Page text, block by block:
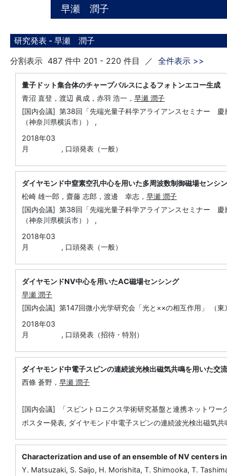
早瀬 潤子
研究発表 - 早瀬 潤子
分割表示 487 件中 201 - 220 件目 ／ 全件表示 >>
量子ドット集合体のチャープパルスによるフォトンエコー生成
青沼 直登，渡辺 眞成，赤羽 浩一， 早瀬 潤子
[国内会議] 第38回「先端光量子科学アライアンスセミナー 慶
（神奈川県横浜市）） ,
2018年03
月
, 口頭発表（一般）
ダイヤモンド中窒素空孔中心を用いた多周波数制御磁場センシ
松崎 雄一郎，齋藤 志郎，渡邊 幸志， 早瀬 潤子
[国内会議] 第38回「先端光量子科学アライアンスセミナー 慶
（神奈川県横浜市）） ,
2018年03
月
, 口頭発表（一般）
ダイヤモンドNV中心を用いたAC磁場センシング
早瀬 潤子
[国内会議] 第147回微小光学研究会「光と××の相互作用」 （
2018年03
月
, 口頭発表（招待・特別）
ダイヤモンド中電子スピンの連続波光検出磁気共鳴を用いた交
西條 蒼野， 早瀬 潤子
[国内会議] 「スピントロニクス学術研究基盤と連携ネットワ
ポスター発表, ダイヤモンド中電子スピンの連続波光検出磁気
Characterization and use of an ensemble of NV centers
Y. Matsuzaki, S. Saijo, H. Morishita, T. Shimooka, T.